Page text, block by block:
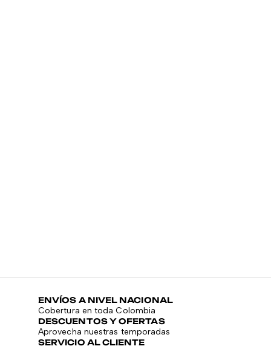
ENVÍOS A NIVEL NACIONAL
Cobertura en toda Colombia
DESCUENTOS Y OFERTAS
Aprovecha nuestras temporadas
SERVICIO AL CLIENTE